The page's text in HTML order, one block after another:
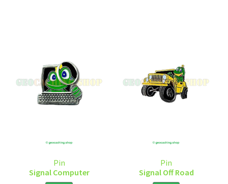
Pin
Signal Computer
Pin
Signal Off Road